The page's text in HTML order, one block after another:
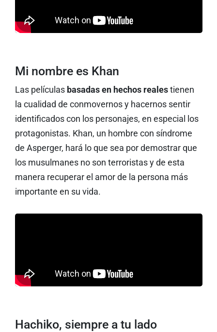
Mi nombre es Khan
Las películas basadas en hechos reales tienen
la cualidad de conmovernos y hacernos sentir
identificados con los personajes, en especial los
protagonistas. Khan, un hombre con síndrome
de Asperger, hará lo que sea por demostrar que
los musulmanes no son terroristas y de esta
manera recuperar el amor de la persona más
importante en su vida.
Hachiko, siempre a tu lado